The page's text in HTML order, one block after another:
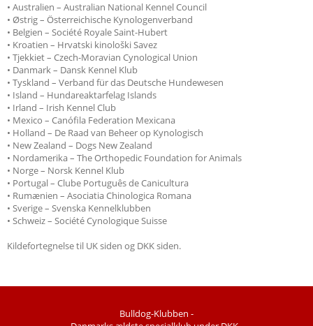
• Australien – Australian National Kennel Council
• Østrig – Österreichische Kynologenverband
• Belgien – Société Royale Saint-Hubert
• Kroatien – Hrvatski kinološki Savez
• Tjekkiet – Czech-Moravian Cynological Union
• Danmark – Dansk Kennel Klub
• Tyskland – Verband für das Deutsche Hundewesen
• Island – Hundareaktarfelag Islands
• Irland – Irish Kennel Club
• Mexico – Canófila Federation Mexicana
• Holland – De Raad van Beheer op Kynologisch
• New Zealand – Dogs New Zealand
• Nordamerika – The Orthopedic Foundation for Animals
• Norge – Norsk Kennel Klub
• Portugal – Clube Português de Canicultura
• Rumænien – Asociatia Chinologica Romana
• Sverige – Svenska Kennelklubben
• Schweiz – Société Cynologique Suisse
Kildefortegnelse til UK siden og DKK siden.
Bulldog-Klubben -